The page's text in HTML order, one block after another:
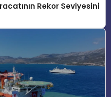
Rekor Seviyesini